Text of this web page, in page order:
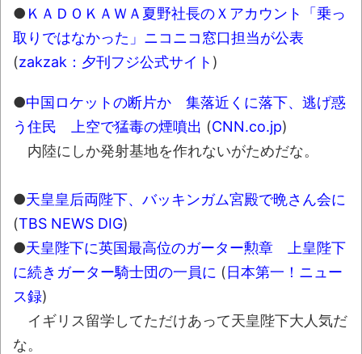
落ちるまで』
映画ちいかわ観に行ったので感想を書きま
す(若干ネタバレあり) 26/07/25
マケイン9巻＆アニメ公式ガイド感想
独学で挑んだ2026年二級建築士学科試験結
果速報（仮）
グループ会社の嫁子 [ほのぼの]
葉月つばさちゃん、昔から見てるんだけど
かなりお姉さんになったね
壊れたエアコンと歌えないボク
バージョンアップ情報更新 AOMEI
Backupper Standard 8.3.0 などバージョンア
● ＫＡＤＯＫＡＷＡ夏野社長のＸアカウント「乗っ
取りではなかった」ニコニコ窓口担当が公表
(zakzak：夕刊フジ公式サイト )
●中国ロケットの断片か 集落近くに落下、逃げ惑
う住民 上空で猛毒の煙噴出 (CNN.co.jp)
内陸にしか発射基地を作れないがためだな。
●天皇皇后両陛下、バッキンガム宮殿で晩さん会に
(TBS NEWS DIG)
●天皇陛下に英国最高位のガーター勲章 上皇陛下
に続きガーター騎士団の一員に (日本第一！ニュー
ス録)
イギリス留学してただけあって天皇陛下大人気だ
な。